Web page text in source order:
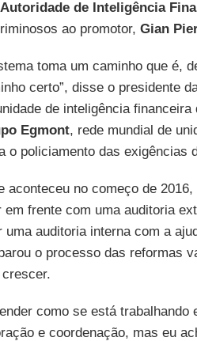
Autoridade de Inteligência
ao promotor, Gian
toma um caminho que é,
certo”, disse o presidente
de inteligência financeira
Egmont, rede mundial de
o policiamento das exigências
aconteceu no começo de 2016,
frente com uma auditoria
auditoria interna com a
o processo das reformas
como se está trabalhando
e coordenação, mas eu